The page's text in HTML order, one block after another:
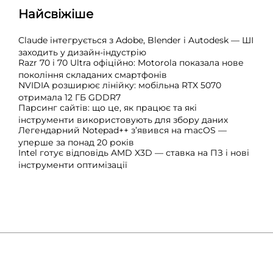
Найсвіжіше
Claude інтегрується з Adobe, Blender і Autodesk — ШІ
заходить у дизайн-індустрію
Razr 70 і 70 Ultra офіційно: Motorola показала нове
покоління складаних смартфонів
NVIDIA розширює лінійку: мобільна RTX 5070
отримала 12 ГБ GDDR7
Парсинг сайтів: що це, як працює та які
інструменти використовують для збору даних
Легендарний Notepad++ з’явився на macOS —
уперше за понад 20 років
Intel готує відповідь AMD X3D — ставка на ПЗ і нові
інструменти оптимізації